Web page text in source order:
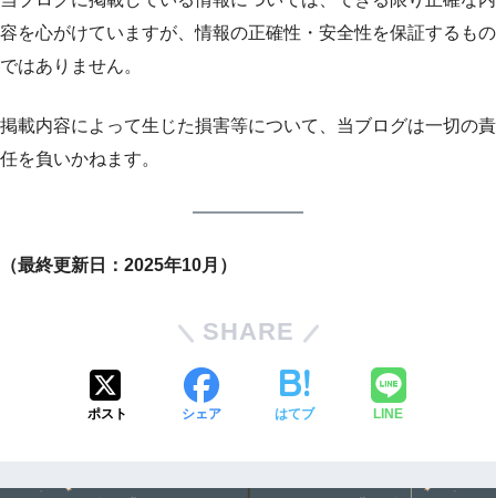
容を心がけていますが、情報の正確性・安全性を保証するもの
ではありません。
掲載内容によって生じた損害等について、当ブログは一切の責
任を負いかねます。
（最終更新日：2025年10月）
SHARE
ポスト シェア はてブ LINE